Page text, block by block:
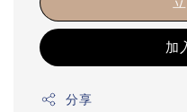
加
分享